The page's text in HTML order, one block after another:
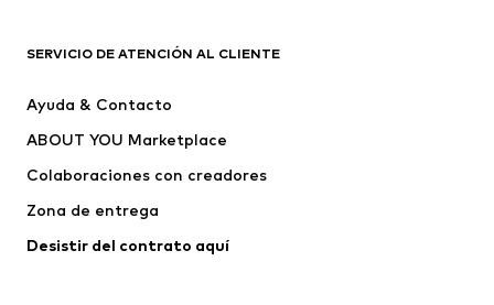
Vestidos
Camisetas y tops
Chaquetas
Jerséis y punto
Ropa interior
Abrigos
SERVICIO DE ATENCIÓN AL CLIENTE
Ayuda & Contacto
ABOUT YOU Marketplace
Colaboraciones con creadores
Zona de entrega
Desistir del contrato aquí